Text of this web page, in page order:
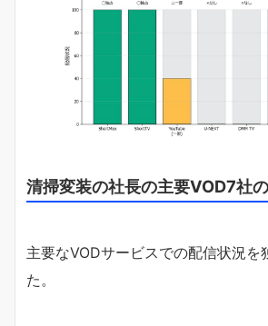
清掃変装の社長の主要VOD7社
主要なVODサービスでの配信状況を
た。